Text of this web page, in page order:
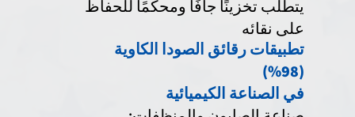
يتطلب تخزينًا جافًا ومحكمًا للحفاظ
على نقائه
تطبيقات رقائق الصودا الكاوية
(98%)
في الصناعة الكيميائية